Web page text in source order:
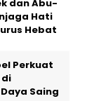
dan Abu-
Hati
Hebat
Perkuat
di
Saing